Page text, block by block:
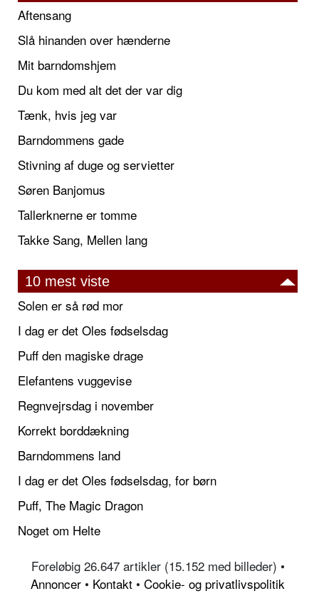
Aftensang
Slå hinanden over hænderne
Mit barndomshjem
Du kom med alt det der var dig
Tænk, hvis jeg var
Barndommens gade
Stivning af duge og servietter
Søren Banjomus
Tallerknerne er tomme
Takke Sang, Mellen lang
10 mest viste
Solen er så rød mor
I dag er det Oles fødselsdag
Puff den magiske drage
Elefantens vuggevise
Regnvejrsdag i november
Korrekt borddækning
Barndommens land
I dag er det Oles fødselsdag, for børn
Puff, The Magic Dragon
Noget om Helte
Foreløbig 26.647 artikler (15.152 med billeder) •
Annoncer • Kontakt • Cookie- og privatlivspolitik